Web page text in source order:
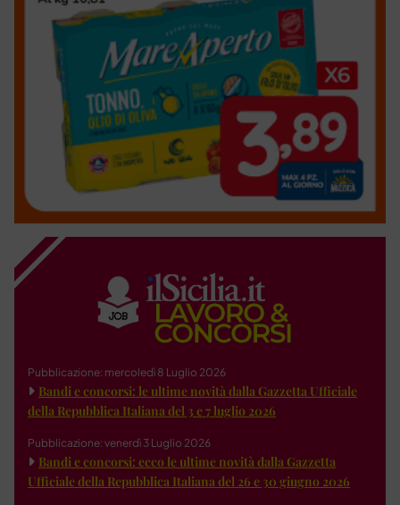
Pubblicazione: mercoledì 8 Luglio 2026
Bandi e concorsi: le ultime novità dalla Gazzetta Ufficiale
della Repubblica Italiana del 3 e 7 luglio 2026
Pubblicazione: venerdì 3 Luglio 2026
Bandi e concorsi: ecco le ultime novità dalla Gazzetta
Ufficiale della Repubblica Italiana del 26 e 30 giugno 2026